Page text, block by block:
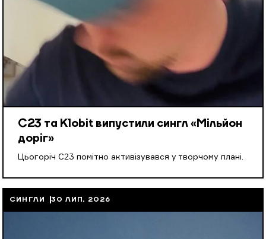
С23 та Klobit випустили сингл «Мільйон
доріг»
Цьогоріч С23 помітно активізувався у творчому плані.
СИНГЛИ 30 ЛИП, 2026